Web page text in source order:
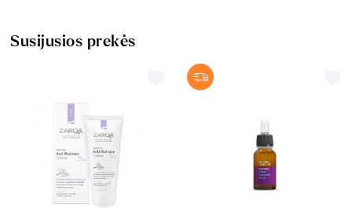
Susijusios prekės